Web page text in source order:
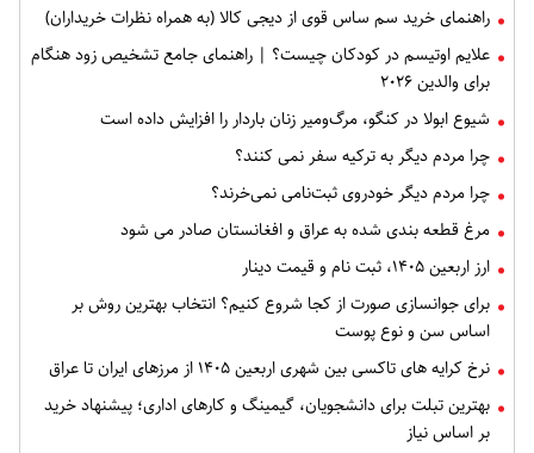
راهنمای خرید سم ساس قوی از دیجی کالا (به همراه نظرات خریداران)
علایم اوتیسم در کودکان چیست؟ | راهنمای جامع تشخیص زود هنگام
برای والدین ۲۰۲۶
شیوع ابولا در کنگو، مرگ‌ومیر زنان باردار را افزایش داده است
چرا مردم دیگر به ترکیه سفر نمی کنند؟
چرا مردم دیگر خودروی ثبت‌نامی نمی‌خرند؟
مرغ قطعه‌ بندی شده به عراق و افغانستان صادر می شود
ارز اربعین ۱۴۰۵، ثبت‌ نام و قیمت دینار
برای جوانسازی صورت از کجا شروع کنیم؟ انتخاب بهترین روش بر
اساس سن و نوع پوست
نرخ کرایه های تاکسی بین شهری اربعین ۱۴۰۵ از مرزهای ایران تا عراق
بهترین تبلت برای دانشجویان، گیمینگ و کارهای اداری؛ پیشنهاد خرید
بر اساس نیاز